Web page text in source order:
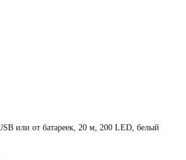
или от батареек, 20 м, 200 LED, белый